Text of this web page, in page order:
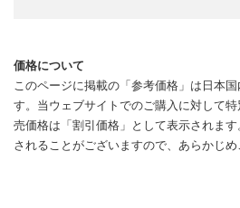
価格について
このページに掲載の「参考価格」は日本
す。当ウェブサイトでのご購入に対して
売価格は「割引価格」として表示されま
されることがございますので、あらかじめ